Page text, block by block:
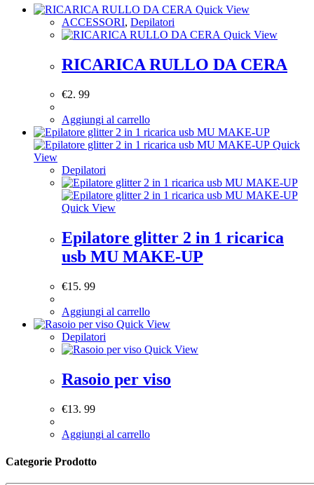
Quick View
ACCESSORI, Depilatori
Quick View
RICARICA RULLO DA CERA
€2. 99
Aggiungi al carrello
Quick
View
Depilatori
Quick View
Epilatore glitter 2 in 1 ricarica
usb MU MAKE-UP
€15. 99
Aggiungi al carrello
Quick View
Depilatori
Quick View
Rasoio per viso
€13. 99
Aggiungi al carrello
Categorie Prodotto